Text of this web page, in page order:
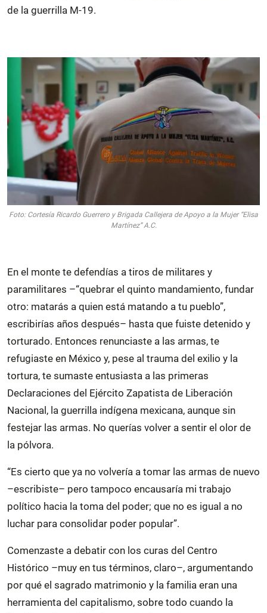
de la guerrilla M-19.
Foto: Cortesía Ricardo Guerrero y Brigada Callejera de Apoyo a la Mujer “Elisa
Martínez” A.C.
En el monte te defendías a tiros de militares y
paramilitares –“quebrar el quinto mandamiento, fundar
otro: matarás a quien está matando a tu pueblo”,
escribirías años después– hasta que fuiste detenido y
torturado. Entonces renunciaste a las armas, te
refugiaste en México y, pese al trauma del exilio y la
tortura, te sumaste entusiasta a las primeras
Declaraciones del Ejército Zapatista de Liberación
Nacional, la guerrilla indígena mexicana, aunque sin
festejar las armas. No querías volver a sentir el olor de
la pólvora.
“Es cierto que ya no volvería a tomar las armas de nuevo
–escribiste– pero tampoco encausaría mi trabajo
político hacia la toma del poder; que no es igual a no
luchar para consolidar poder popular”.
Comenzaste a debatir con los curas del Centro
Histórico –muy en tus términos, claro–, argumentando
por qué el sagrado matrimonio y la familia eran una
herramienta del capitalismo, sobre todo cuando la